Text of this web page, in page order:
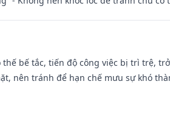
thế bế tắc, tiến độ công việc bị trì trệ,
nên tránh để hạn chế mưu sự khó